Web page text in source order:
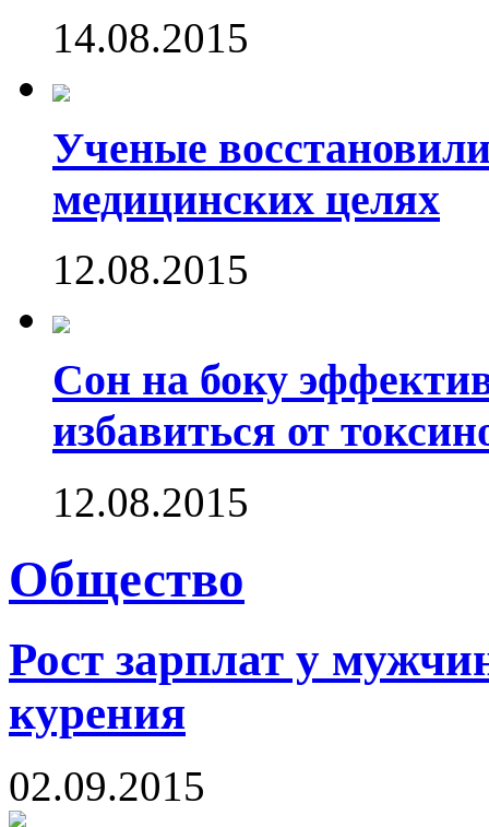
14.08.2015
Ученые
медицинских целях
12.08.2015
Сон на боку
избавиться от
12.08.2015
Общество
Рост зарплат у
курения
02.09.2015